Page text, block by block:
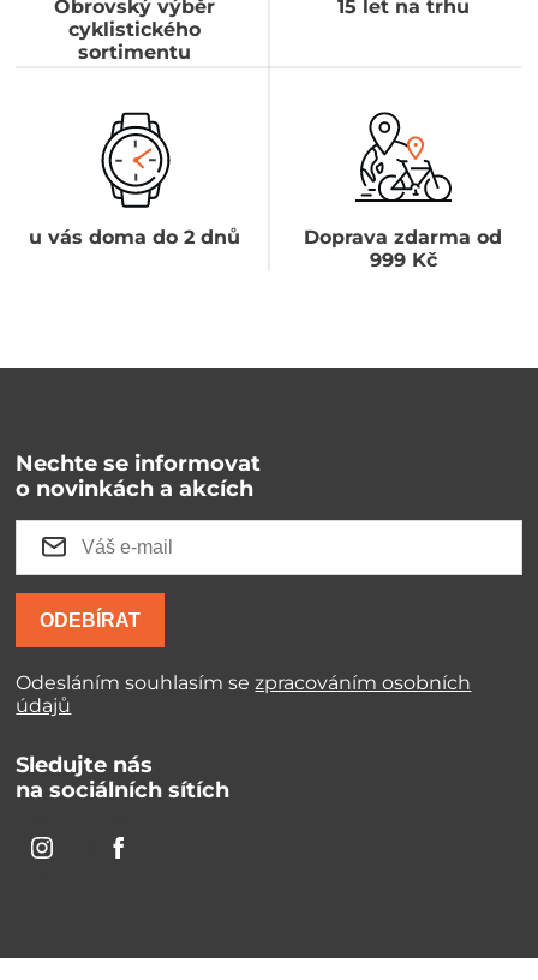
Obrovský výběr
cyklistického
sortimentu
15 let na trhu
u vás doma do 2 dnů
Doprava zdarma od
999 Kč
Nechte se informovat
o novinkách a akcích
ODEBÍRAT
Odesláním souhlasím sezpracováním osobních
údajů
Sledujte nás
na sociálních sítích